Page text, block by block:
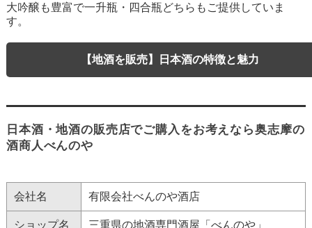
大吟醸も豊富で一升瓶・四合瓶どちらもご提供していま
す。
【地酒を販売】日本酒の特徴と魅力
日本酒・地酒の販売店でご購入をお考えなら奥志摩の
酒商人べんのや
会社名 有限会社べんのや酒店
ショップ名 三重県の地酒専門酒屋「べんのや」